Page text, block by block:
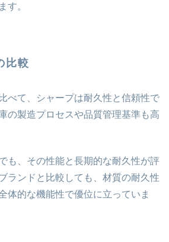
す。
比較
べて、シャープは耐久性と信頼性で
の製造プロセスや品質管理基準も高
も、その性能と長期的な耐久性が評
ランドと比較しても、材質の耐久性
体的な機能性で優位に立っていま